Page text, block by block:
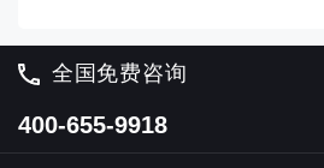
全国免费咨询
400-655-9918